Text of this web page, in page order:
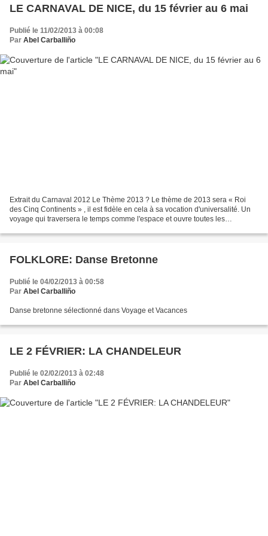
LE CARNAVAL DE NICE, du 15 février au 6 mai
Publié le 11/02/2013 à 00:08
Par Abel Carballiño
Extrait du Carnaval 2012 Le Thème 2013 ? Le thème de 2013 sera « Roi
des Cinq Continents » , il est fidèle en cela à sa vocation d'universalité. Un
voyage qui traversera le temps comme l'espace et ouvre toutes les
FOLKLORE: Danse Bretonne
Publié le 04/02/2013 à 00:58
Par Abel Carballiño
Danse bretonne sélectionné dans Voyage et Vacances
LE 2 FÉVRIER: LA CHANDELEUR
Publié le 02/02/2013 à 02:48
Par Abel Carballiño